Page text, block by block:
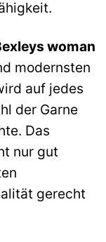
woman
modernsten
auf jedes
der Garne
Das
nur gut
gerecht